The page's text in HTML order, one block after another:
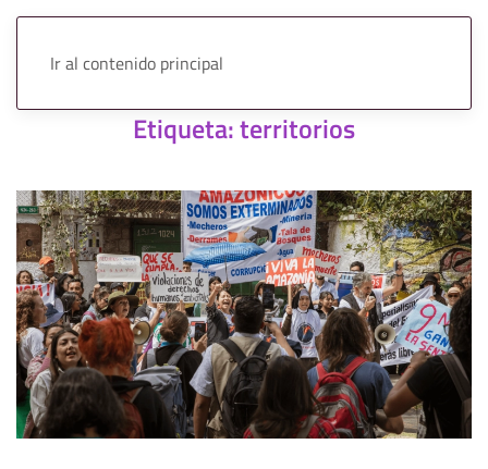
Ir al contenido principal
Etiqueta:territorios